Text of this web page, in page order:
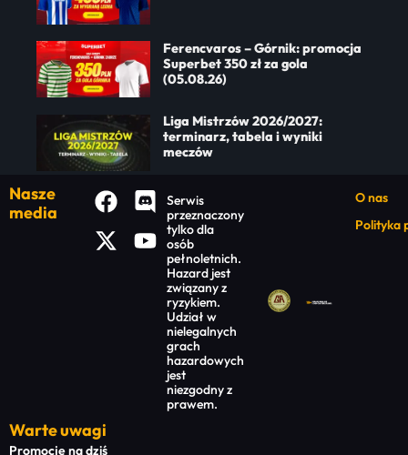
Ferencvaros – Górnik: promocja
Superbet 350 zł za gola
(05.08.26)
Liga Mistrzów 2026/2027:
terminarz, tabela i wyniki
meczów
Nasze
media
Serwis
przeznaczony
tylko dla
osób
pełnoletnich.
Hazard jest
związany z
ryzykiem.
Udział w
nielegalnych
grach
hazardowych
jest
niezgodny z
prawem.
O nas
Polityka
Warte uwagi
Promocje na dziś